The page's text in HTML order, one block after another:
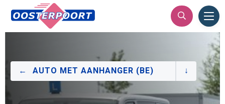
AUTO MET AANHANGER (BE)